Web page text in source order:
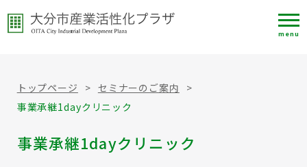
menu
トップページ > セミナーのご案内
>
事業承継1dayクリニック
事業承継1dayクリニック